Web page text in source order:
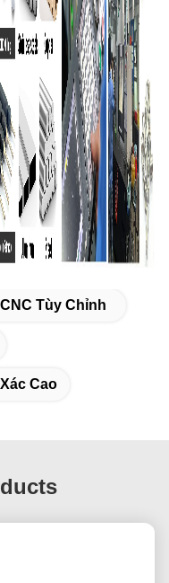
Tùy Chỉnh
Cao